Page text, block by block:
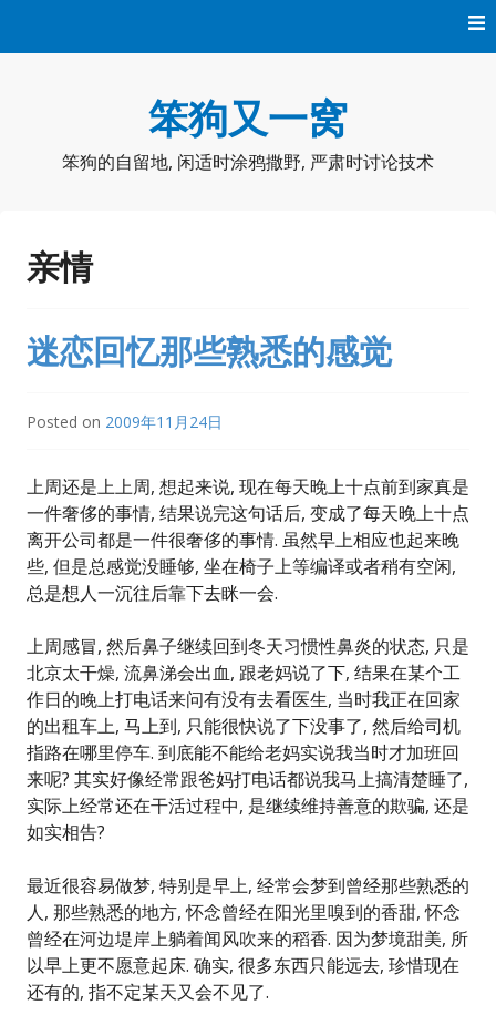
笨狗又一窝
笨狗的自留地, 闲适时涂鸦撒野, 严肃时讨论技术
亲情
迷恋回忆那些熟悉的感觉
Posted on 2009年11月24日
上周还是上上周, 想起来说, 现在每天晚上十点前到家真是
一件奢侈的事情, 结果说完这句话后, 变成了每天晚上十点
离开公司都是一件很奢侈的事情. 虽然早上相应也起来晚
些, 但是总感觉没睡够, 坐在椅子上等编译或者稍有空闲,
总是想人一沉往后靠下去眯一会.
上周感冒, 然后鼻子继续回到冬天习惯性鼻炎的状态, 只是
北京太干燥, 流鼻涕会出血, 跟老妈说了下, 结果在某个工
作日的晚上打电话来问有没有去看医生, 当时我正在回家
的出租车上, 马上到, 只能很快说了下没事了, 然后给司机
指路在哪里停车. 到底能不能给老妈实说我当时才加班回
来呢? 其实好像经常跟爸妈打电话都说我马上搞清楚睡了,
实际上经常还在干活过程中, 是继续维持善意的欺骗, 还是
如实相告?
最近很容易做梦, 特别是早上, 经常会梦到曾经那些熟悉的
人, 那些熟悉的地方, 怀念曾经在阳光里嗅到的香甜, 怀念
曾经在河边堤岸上躺着闻风吹来的稻香. 因为梦境甜美, 所
以早上更不愿意起床. 确实, 很多东西只能远去, 珍惜现在
还有的, 指不定某天又会不见了.